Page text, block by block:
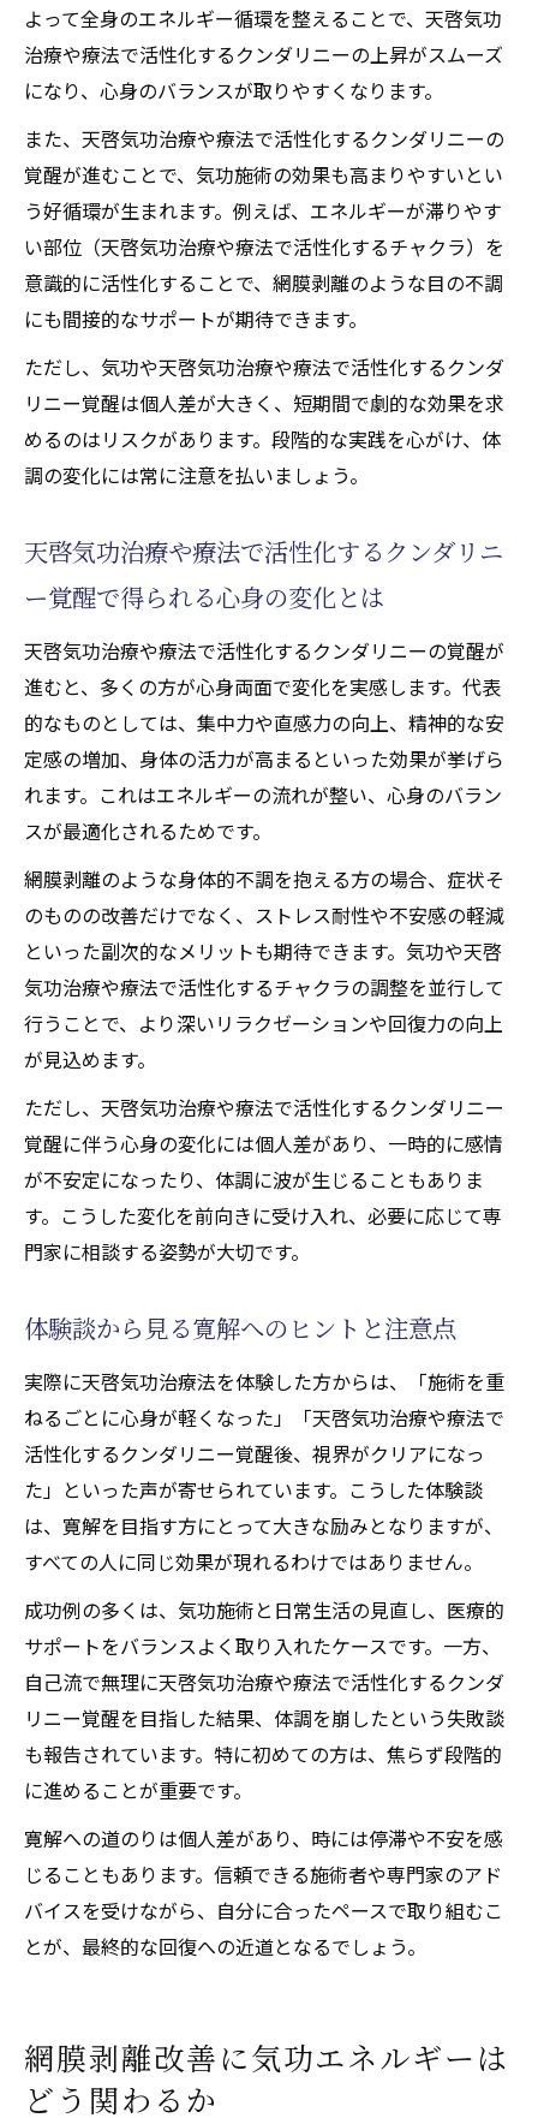
よって全身のエネルギー循環を整えることで、天啓気功
治療や療法で活性化するクンダリニーの上昇がスムーズ
になり、心身のバランスが取りやすくなります。
また、天啓気功治療や療法で活性化するクンダリニーの
覚醒が進むことで、気功施術の効果も高まりやすいとい
う好循環が生まれます。例えば、エネルギーが滞りやす
い部位（天啓気功治療や療法で活性化するチャクラ）を
意識的に活性化することで、網膜剥離のような目の不調
にも間接的なサポートが期待できます。
ただし、気功や天啓気功治療や療法で活性化するクンダ
リニー覚醒は個人差が大きく、短期間で劇的な効果を求
めるのはリスクがあります。段階的な実践を心がけ、体
調の変化には常に注意を払いましょう。
天啓気功治療や療法で活性化するクンダリニ
ー覚醒で得られる心身の変化とは
天啓気功治療や療法で活性化するクンダリニーの覚醒が
進むと、多くの方が心身両面で変化を実感します。代表
的なものとしては、集中力や直感力の向上、精神的な安
定感の増加、身体の活力が高まるといった効果が挙げら
れます。これはエネルギーの流れが整い、心身のバラン
スが最適化されるためです。
網膜剥離のような身体的不調を抱える方の場合、症状そ
のものの改善だけでなく、ストレス耐性や不安感の軽減
といった副次的なメリットも期待できます。気功や天啓
気功治療や療法で活性化するチャクラの調整を並行して
行うことで、より深いリラクゼーションや回復力の向上
が見込めます。
ただし、天啓気功治療や療法で活性化するクンダリニー
覚醒に伴う心身の変化には個人差があり、一時的に感情
が不安定になったり、体調に波が生じることもありま
す。こうした変化を前向きに受け入れ、必要に応じて専
門家に相談する姿勢が大切です。
体験談から見る寛解へのヒントと注意点
実際に天啓気功治療法を体験した方からは、「施術を重
ねるごとに心身が軽くなった」「天啓気功治療や療法で
活性化するクンダリニー覚醒後、視界がクリアになっ
た」といった声が寄せられています。こうした体験談
は、寛解を目指す方にとって大きな励みとなりますが、
すべての人に同じ効果が現れるわけではありません。
成功例の多くは、気功施術と日常生活の見直し、医療的
サポートをバランスよく取り入れたケースです。一方、
自己流で無理に天啓気功治療や療法で活性化するクンダ
リニー覚醒を目指した結果、体調を崩したという失敗談
も報告されています。特に初めての方は、焦らず段階的
に進めることが重要です。
寛解への道のりは個人差があり、時には停滞や不安を感
じることもあります。信頼できる施術者や専門家のアド
バイスを受けながら、自分に合ったペースで取り組むこ
とが、最終的な回復への近道となるでしょう。
網膜剥離改善に気功エネルギーは
どう関わるか